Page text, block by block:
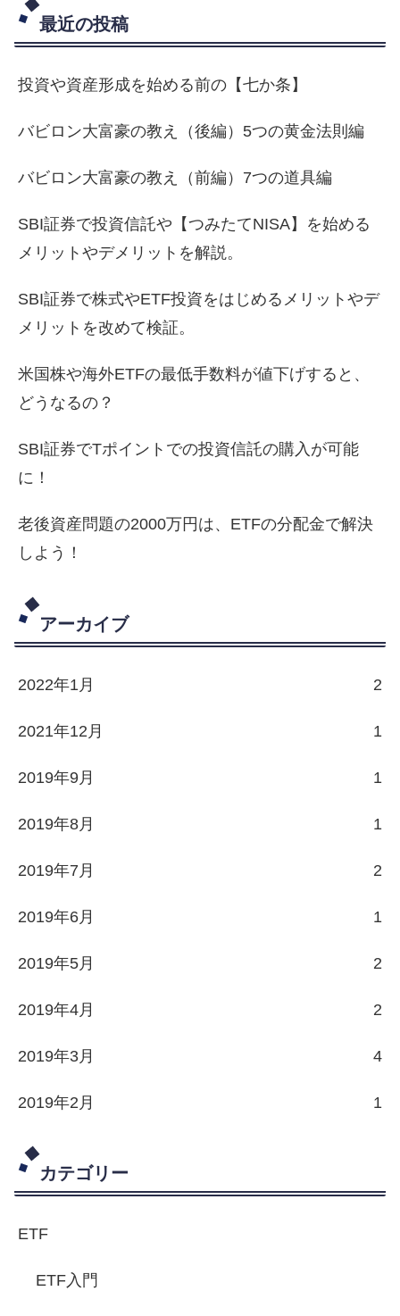
最近の投稿
投資や資産形成を始める前の【七か条】
バビロン大富豪の教え（後編）5つの黄金法則編
バビロン大富豪の教え（前編）7つの道具編
SBI証券で投資信託や【つみたてNISA】を始める
メリットやデメリットを解説。
SBI証券で株式やETF投資をはじめるメリットやデ
メリットを改めて検証。
米国株や海外ETFの最低手数料が値下げすると、
どうなるの？
SBI証券でTポイントでの投資信託の購入が可能
に！
老後資産問題の2000万円は、ETFの分配金で解決
しよう！
アーカイブ
2022年1月 2
2021年12月 1
2019年9月 1
2019年8月 1
2019年7月 2
2019年6月 1
2019年5月 2
2019年4月 2
2019年3月 4
2019年2月 1
カテゴリー
ETF
ETF入門